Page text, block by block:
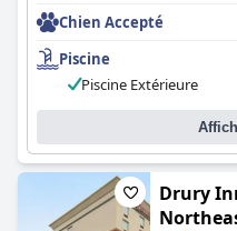
pas adaptés aux enfants, les
offres du bar sont gratuites et
l'emplacement de l'hôtel
peut entraîner des
Dans l'ensemble, leDrury
un excellent rapport qualité-
premier ordre pour les
mémorables.
Chien Accepté
Piscine
Piscine Extérieure
Drury